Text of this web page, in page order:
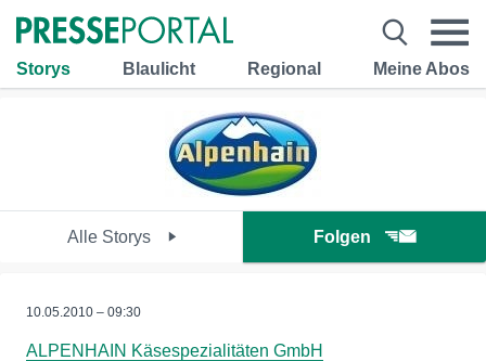
Storys Blaulicht Regional Meine Abos
Alle Storys Folgen
10.05.2010 – 09:30
ALPENHAIN Käsespezialitäten GmbH